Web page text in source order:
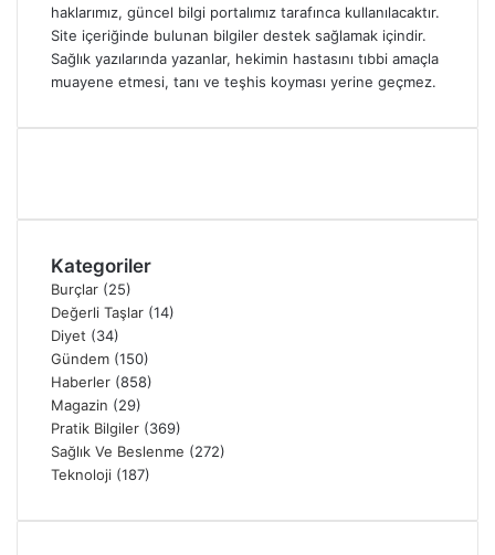
haklarımız, güncel bilgi portalımız tarafınca kullanılacaktır.
Site içeriğinde bulunan bilgiler destek sağlamak içindir.
Sağlık yazılarında yazanlar, hekimin hastasını tıbbi amaçla
muayene etmesi, tanı ve teşhis koyması yerine geçmez.
Kategoriler
Burçlar (25)
Değerli Taşlar (14)
Diyet (34)
Gündem (150)
Haberler (858)
Magazin (29)
Pratik Bilgiler (369)
Sağlık Ve Beslenme (272)
Teknoloji (187)